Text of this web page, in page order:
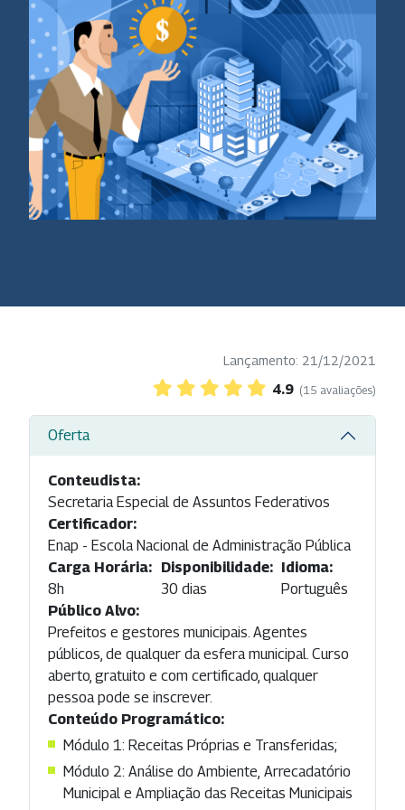
Lançamento: 21/12/2021
4.9 (15 avaliações)
Oferta
Conteudista:
Secretaria Especial de Assuntos Federativos
Certificador:
Enap - Escola Nacional de Administração Pública
Carga Horária:
8h
Disponibilidade:
30 dias
Idioma:
Português
Público Alvo:
Prefeitos e gestores municipais. Agentes
públicos, de qualquer da esfera municipal. Curso
aberto, gratuito e com certificado, qualquer
pessoa pode se inscrever.
Conteúdo Programático:
Módulo 1: Receitas Próprias e Transferidas;
Módulo 2: Análise do Ambiente, Arrecadatório
Municipal e Ampliação das Receitas Municipais